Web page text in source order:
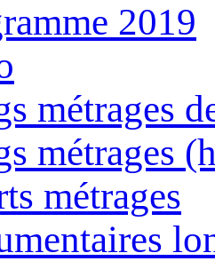
2019
métrages
métrages
métrages